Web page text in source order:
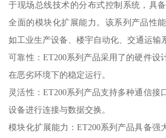
于现场总线技术的分布式控制系统，具
全面的模块化扩展能力。该系列产品性
如工业生产设备、楼宇自动化、交通运输
可靠性：ET200系列产品采用了的硬件设
在恶劣环境下的稳定运行。
灵活性：ET200系列产品支持多种通信接
设备进行连接与数据交换。
模块化扩展能力：ET200系列产品具备强